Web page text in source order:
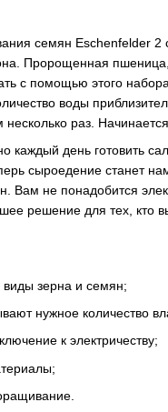
семян Eschenfelder 2
Пророщенная
с помощью этого
воды
раз.
каждый день готовить
сыроедение станет
Вам не понадобится
решение для тех, кто
зерна и семян;
нужное количество
к электричеству;